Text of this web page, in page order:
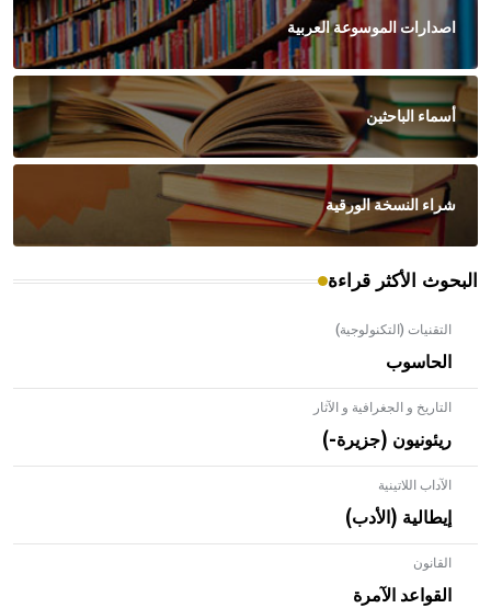
اصدارات الموسوعة العربية
أسماء الباحثين
شراء النسخة الورقية
البحوث الأكثر قراءة
التقنيات (التكنولوجية)
الحاسوب
التاريخ و الجغرافية و الآثار
ريئونيون (جزيرة-)
الآداب اللاتينية
إيطالية (الأدب)
القانون
القواعد الآمرة
- هل تعلم أن الأبلق نوع من الفنون الهندسية التي ارتبطت
المعمار على بناء مداميكه وخاصة في الواجهات